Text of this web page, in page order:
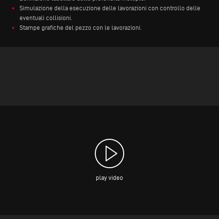
Simulazione della esecuzione delle lavorazioni con controllo delle
eventuali collisioni.
Stampe grafiche del pezzo con le lavorazioni.
play video